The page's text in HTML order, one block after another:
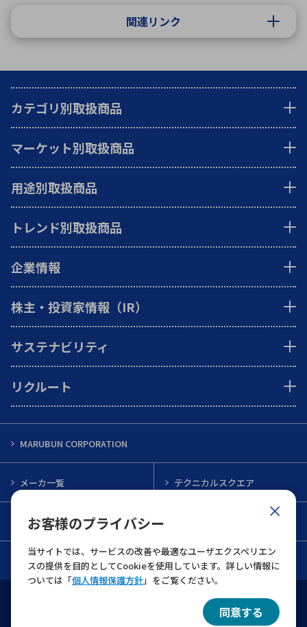
お客様のプライバシー
当サイトでは、サービスの改善や最適なユーザエクスペリエン
スの提供を目的としてCookieを使用しています。詳しい情報に
ついては「個人情報保護方針」をご覧ください。
同意する
関連リンク
カテゴリ別取扱商品
マーケット別取扱商品
用途別取扱商品
トレンド別取扱商品
企業情報
株主・投資家情報（IR）
サステナビリティ
リクルート
MARUBUN CORPORATION
メーカ一覧 テクニカルスクエア
インフォメーション
お問い合わせ
個人情報保護について